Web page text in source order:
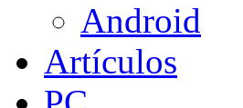
Android
Artículos